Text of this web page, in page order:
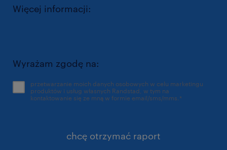
Więcej informacji:
Wyrażam zgodę na:
przetwarzanie moich danych osobowych w celu marketingu
produktów i usług własnych Randstad, w tym na
kontaktowanie się ze mną w formie email/sms/mms. *